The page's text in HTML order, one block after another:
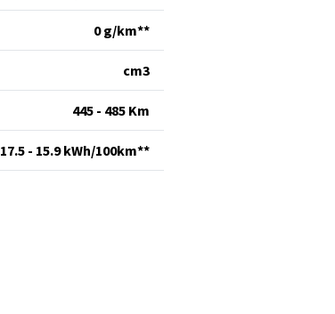
0 g/km**
cm3
445 - 485 Km
17.5 - 15.9 kWh/100km**